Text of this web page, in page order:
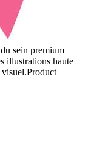
sein premium
illustrations haute
Product